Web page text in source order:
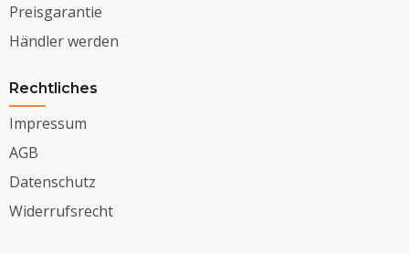
Preisgarantie
Händler werden
Rechtliches
Impressum
AGB
Datenschutz
Widerrufsrecht